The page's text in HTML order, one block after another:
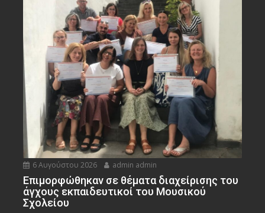
6 Αυγούστου 2026 admin admin
Eπιμορφώθηκαν σε θέματα διαχείρισης του
άγχους εκπαιδευτικοί του Μουσικού
Σχολείου